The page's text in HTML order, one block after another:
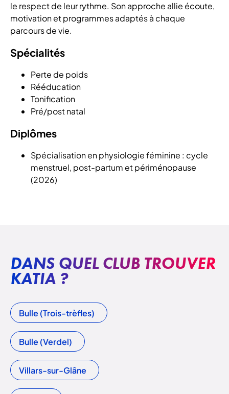
le respect de leur rythme. Son approche allie écoute,
motivation et programmes adaptés à chaque
parcours de vie.
Spécialités
Perte de poids
Rééducation
Tonification
Pré/post natal
Diplômes
Spécialisation en physiologie féminine : cycle
menstruel, post-partum et périménopause
(2026)
DANS QUEL CLUB TROUVER
KATIA ?
Bulle (Trois-trèfles)
Bulle (Verdel)
Villars-sur-Glâne